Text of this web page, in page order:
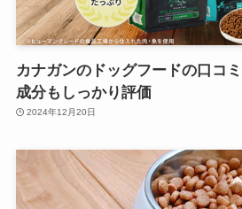
カナガンのドッグフードの口コ
成分もしっかり評価
2024年12月20日